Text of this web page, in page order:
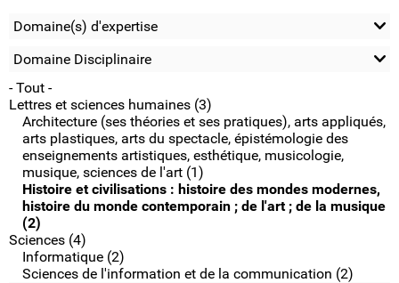
Domaine(s) d'expertise
Domaine Disciplinaire
- Tout -
Lettres et sciences humaines (3)
Architecture (ses théories et ses pratiques), arts appliqués,
arts plastiques, arts du spectacle, épistémologie des
enseignements artistiques, esthétique, musicologie,
musique, sciences de l'art (1)
Histoire et civilisations : histoire des mondes modernes,
histoire du monde contemporain ; de l'art ; de la musique
(2)
Sciences (4)
Informatique (2)
Sciences de l'information et de la communication (2)